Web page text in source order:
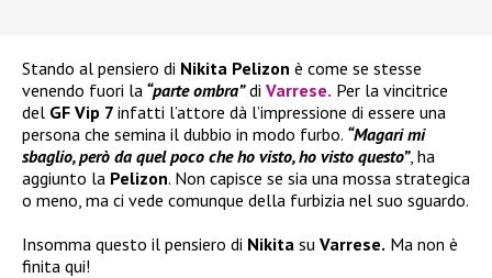
Stando al pensiero di Nikita Pelizon è come se stesse
venendo fuori la “parte ombra”di Varrese. Per la vincitrice
del GF Vip 7 infatti l’attore dà l’impressione di essere una
persona che semina il dubbio in modo furbo. “Magari mi
sbaglio, però da quel poco che ho visto, ho visto questo”, ha
aggiunto la Pelizon. Non capisce se sia una mossa strategica
o meno, ma ci vede comunque della furbizia nel suo sguardo.
Insomma questo il pensiero di Nikita su Varrese. Ma non è
finita qui!